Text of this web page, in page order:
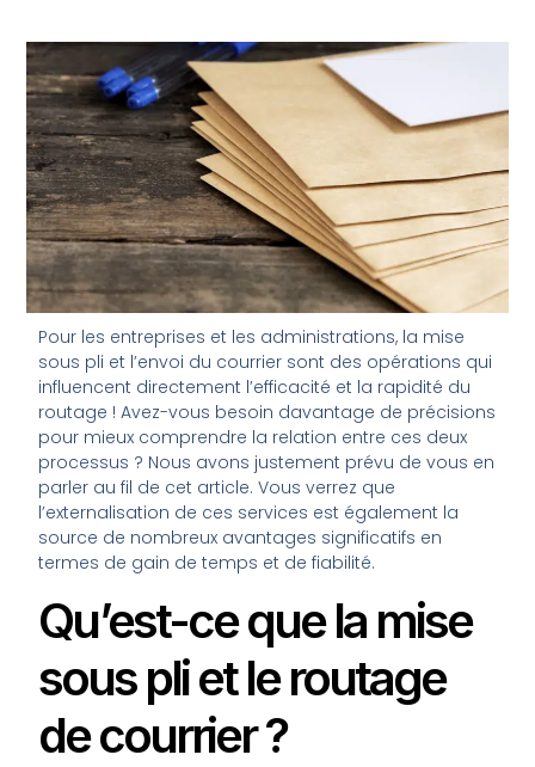
Pour les entreprises et les administrations, la mise
sous pli et l’envoi du courrier sont des opérations qui
influencent directement l’efficacité et la rapidité du
routage ! Avez-vous besoin davantage de précisions
pour mieux comprendre la relation entre ces deux
processus ? Nous avons justement prévu de vous en
parler au fil de cet article. Vous verrez que
l’externalisation de ces services est également la
source de nombreux avantages significatifs en
termes de gain de temps et de fiabilité.
Qu’est-ce que la mise
sous pli et le routage
de courrier ?